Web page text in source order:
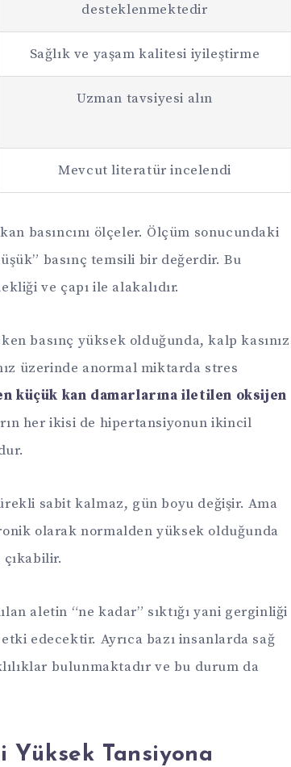
desteklenmektedir
Sağlık ve yaşam kalitesi iyileştirme
Uzman tavsiyesi alın
Mevcut literatür incelendi
basıncını ölçeler. Ölçüm sonucundaki
basınç temsili bir değerdir. Bu
ve çapı ile alakalıdır.
basınç yüksek olduğunda, kalp kasınız
üzerinde anormal miktarda stres
küçük kan damarlarına iletilen oksijen
her ikisi de hipertansiyonun ikincil
sabit kalmaz, gün boyu değişir. Ama
olarak normalden yüksek olduğunda
aletin “ne kadar” sıktığı yani gerginliği
edecektir. Ayrıca bazı insanlarda sağ
bulunmaktadır ve bu durum da
Yüksek Tansiyona